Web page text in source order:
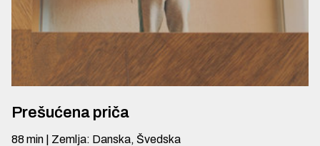
Prešućena priča
88min Zemlja: Danska, Švedska